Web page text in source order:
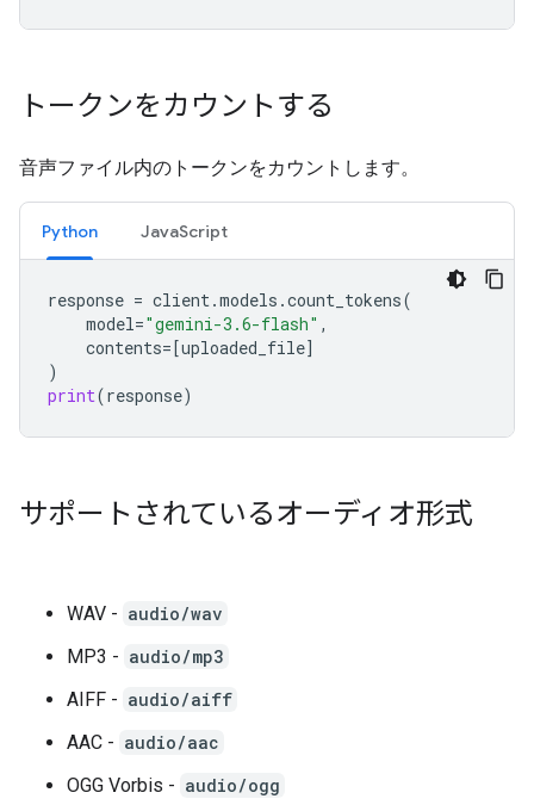
トークンをカウントする
音声ファイル内のトークンをカウントします。
Python JavaScript
response = client .models .count_tokens(
model="gemini-3.6-flash" ,
contents=[uploaded_file]
)
print(response)
サポートされているオーディオ形式
WAV - audio/wav
MP3 - audio/mp3
AIFF - audio/aiff
AAC - audio/aac
OGG Vorbis - audio/ogg